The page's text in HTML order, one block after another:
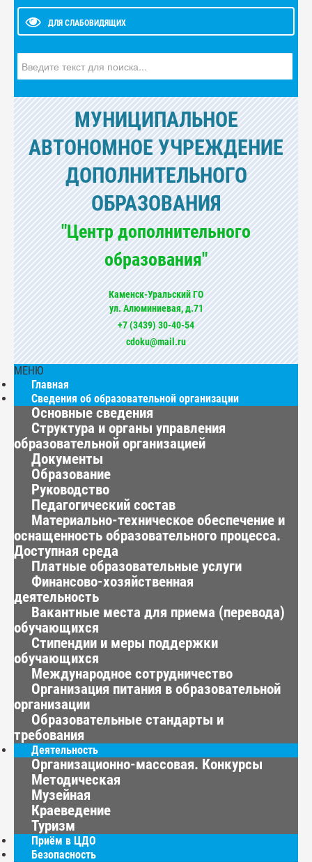
ДЛЯ СЛАБОВИДЯЩИХ
МУНИЦИПАЛЬНОЕ
АВТОНОМНОЕ УЧРЕЖДЕНИЕ
ДОПОЛНИТЕЛЬНОГО
ОБРАЗОВАНИЯ
"Центр дополнительного
образования"
Каменск-Уральский ГО
ул. Алюминиевая, д.71
+7 (3439) 30-40-54
cdoku@mail.ru
МЕНЮ
Главная
Сведения об образовательной организации
Основные сведения
Структура и органы управления
образовательной организацией
Документы
Образование
Руководство
Педагогический состав
Материально-техническое обеспечение и
оснащенность образовательного процесса.
Доступная среда
Платные образовательные услуги
Финансово-хозяйственная
деятельность
Вакантные места для приема (перевода)
обучающихся
Стипендии и меры поддержки
обучающихся
Международное сотрудничество
Организация питания в образовательной
организации
Образовательные стандарты и
требования
Деятельность
Организационно-массовая. Конкурсы
Методическая
Музейная
Краеведение
Туризм
Приём в ЦДО
Безопасность